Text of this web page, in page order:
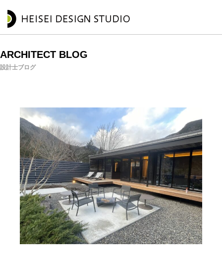
ARCHITECT BLOG
設計士ブログ